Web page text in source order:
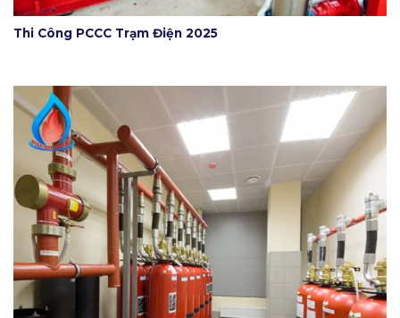
Thi Công PCCC Trạm Điện 2025